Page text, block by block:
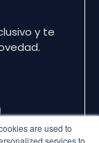
are used to
services to
y te